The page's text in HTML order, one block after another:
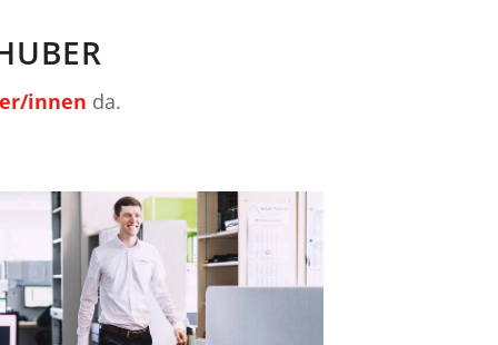
innen da.